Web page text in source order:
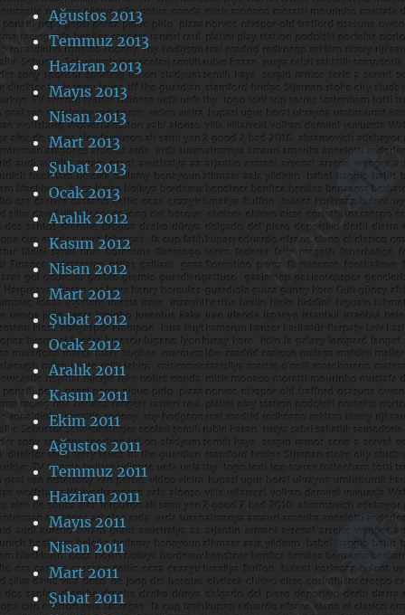
Ağustos 2013
Temmuz 2013
Haziran 2013
Mayıs 2013
Nisan 2013
Mart 2013
Şubat 2013
Ocak 2013
Aralık 2012
Kasım 2012
Nisan 2012
Mart 2012
Şubat 2012
Ocak 2012
Aralık 2011
Kasım 2011
Ekim 2011
Ağustos 2011
Temmuz 2011
Haziran 2011
Mayıs 2011
Nisan 2011
Mart 2011
Şubat 2011